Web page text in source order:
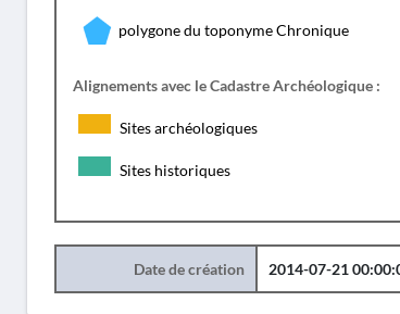
polygone du toponyme Chronique
Alignements avec le Cadastre Archéologique :
Sites archéologiques
Sites historiques
Date de création 2014-07-21